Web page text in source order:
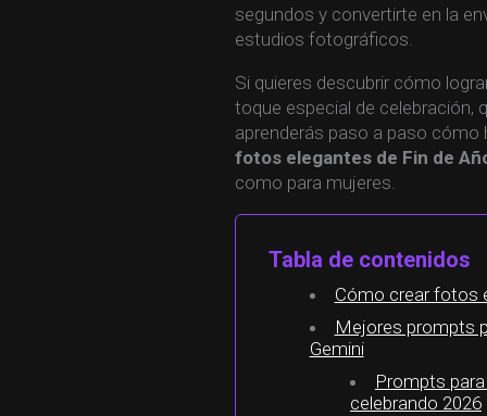
segundos y convertirte en la
estudios fotográficos.
Si quieres descubrir cómo
toque especial de celebración,
aprenderás paso a paso
fotos elegantes de Fin de
como para mujeres.
Tabla de contenidos
Cómo crear fotos
Mejores prompts
Gemini
Prompts
celebrando 2026